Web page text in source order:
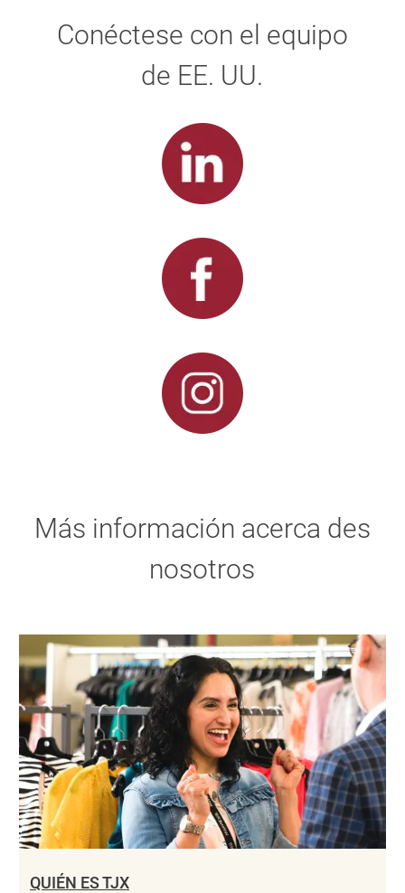
Conéctese con el equipo
de EE. UU.
Más información acerca des
nosotros
QUIÉN ES TJX